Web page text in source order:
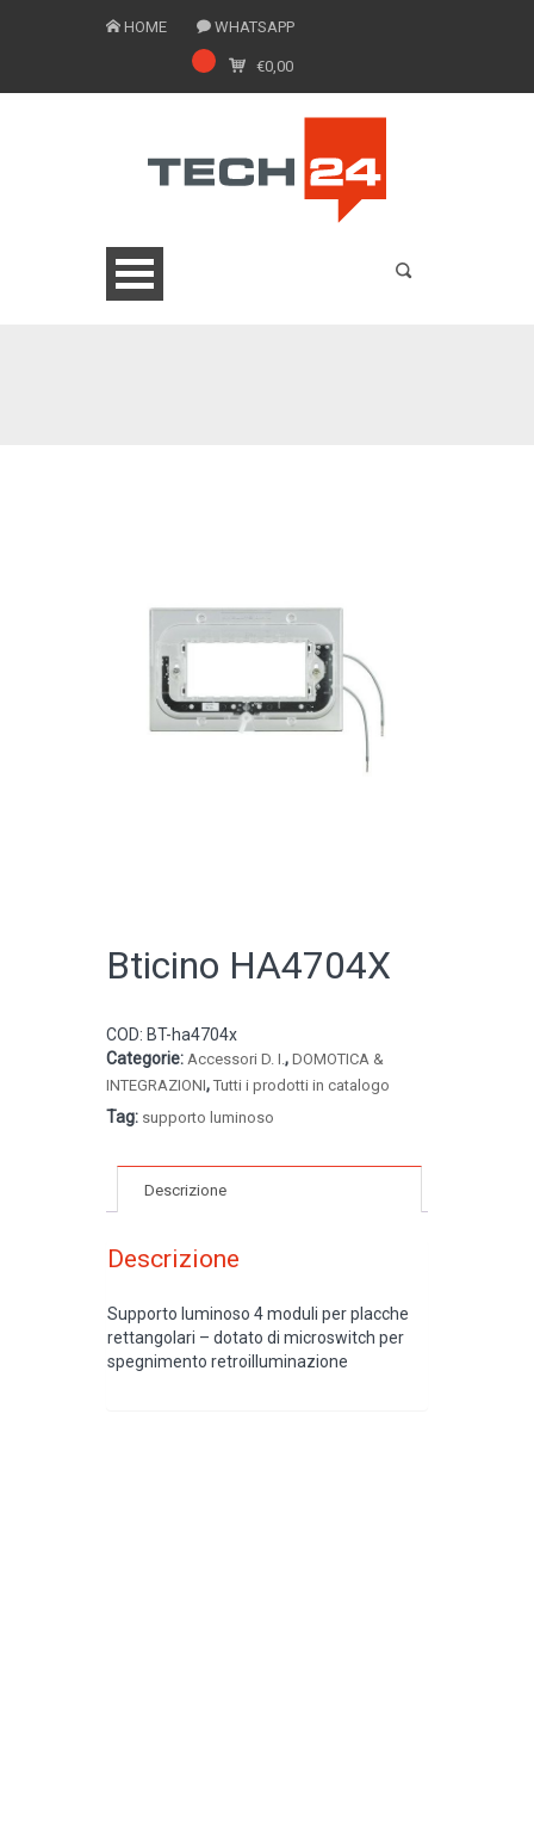
HOME WHATSAPP
€0,00
CATALOGO ONLINE
Bticino HA4704X
COD: BT-ha4704x
Categorie: Accessori D. I., DOMOTICA &
INTEGRAZIONI, Tutti i prodotti in catalogo
Tag: supporto luminoso
Descrizione
Descrizione
Supporto luminoso 4 moduli per placche
rettangolari – dotato di microswitch per
spegnimento retroilluminazione